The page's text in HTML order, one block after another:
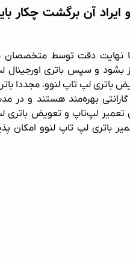
آن برگشت چکار
نهایت دقت توسط متخصصان
بشود و سپس باتری اورجینال
باتری لپ تاپ لنوو، مجددا
بهره‌مند هستند و در
تعمیر لپ‌تاپ و تعویض باتری
باتری لپ تاپ لنوو امکان